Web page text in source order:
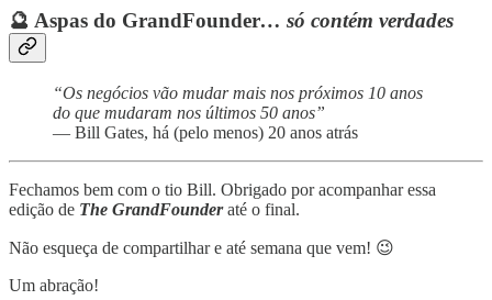
🔮 Aspas do GrandFounder… só contém verdades
“Os negócios vão mudar mais nos próximos 10 anos
do que mudaram nos últimos 50 anos”
— Bill Gates, há (pelo menos) 20 anos atrás
Fechamos bem com o tio Bill. Obrigado por acompanhar essa
edição de The GrandFounderaté o final.
Não esqueça de compartilhar e até semana que vem! 😉
Um abração!